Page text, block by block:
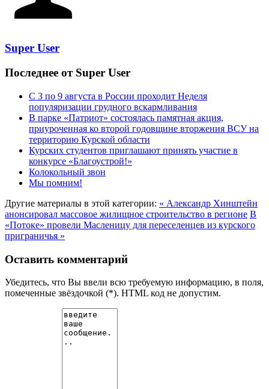
Super User
Последнее от Super User
С 3 по 9 августа в России проходит Неделя
популяризации грудного вскармливания
В парке «Патриот» состоялась памятная акция,
приуроченная ко второй годовщине вторжения ВСУ на
территорию Курской области
Курских студентов приглашают принять участие в
конкурсе «Благоустрой!»
Колокольный звон
Мы помним!
Другие материалы в этой категории: « Александр Хинштейн
анонсировал массовое жилищное строительство в регионе В
«Потоке» провели Масленицу для переселенцев из курского
приграничья »
Оставить комментарий
Убедитесь, что Вы ввели всю требуемую информацию, в поля,
помеченные звёздочкой (*). HTML код не допустим.